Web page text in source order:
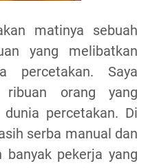
matinya sebuah
yang melibatkan
percetakan. Saya
ribuan orang yang
percetakan. Di
serba manual dan
pekerja yang